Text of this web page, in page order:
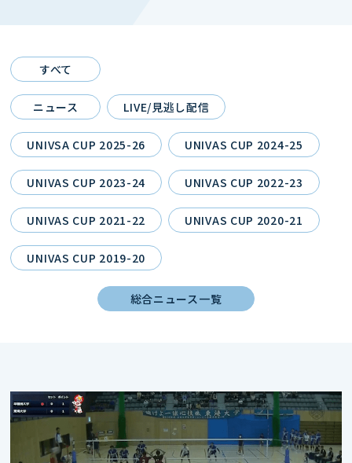
すべて
ニュース LIVE/見逃し配信
UNIVSA CUP 2025-26 UNIVAS CUP 2024-25
UNIVAS CUP 2023-24 UNIVAS CUP 2022-23
UNIVAS CUP 2021-22 UNIVAS CUP 2020-21
UNIVAS CUP 2019-20
総合ニュース一覧